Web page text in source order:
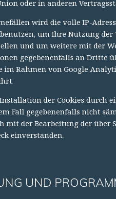
oder in anderen
wird die volle IP-
um Ihre Nutzung der
und um weitere mit der
gegebenenfalls an Dritte
im Rahmen von Google
der Cookies durch
Fall gegebenenfalls nicht
mit der Bearbeitung der über
einverstanden.
UND